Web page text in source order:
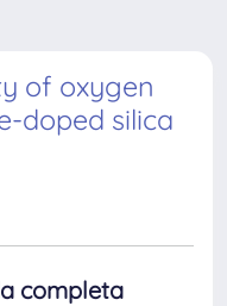
of oxygen
doped silica
completa